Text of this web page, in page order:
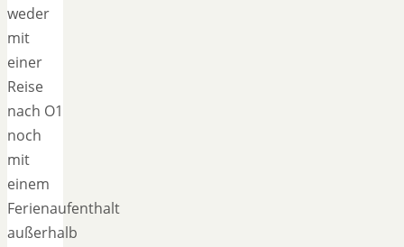
weder
mit
einer
Reise
nach O1
noch
mit
einem
Ferienaufenthalt
außerhalb